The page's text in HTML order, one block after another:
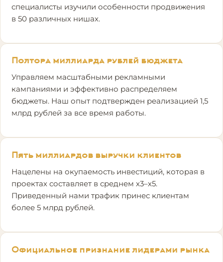
специалисты изучили особенности продвижения
в 50 различных нишах.
Полтора миллиарда рублей бюджета
Управляем масштабными рекламными
кампаниями и эффективно распределяем
бюджеты. Наш опыт подтвержден реализацией 1,5
млрд рублей за все время работы.
Пять миллиардов выручки клиентов
Нацелены на окупаемость инвестиций, которая в
проектах составляет в среднем х3–х5.
Приведенный нами трафик принес клиентам
более 5 млрд рублей.
Официальное признание лидерами рынка